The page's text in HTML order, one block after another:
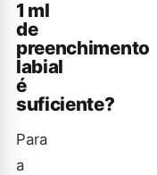
1 ml
de
preenchimento
labial
é
suficiente?
Para
a